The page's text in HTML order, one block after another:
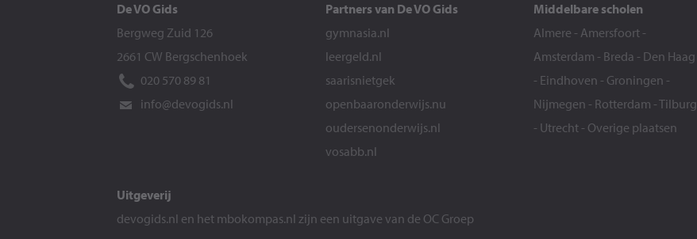
De VO Gids
Bergweg Zuid 126
2661 CW Bergschenhoek
020 570 89 81
info@devogids.nl
Partners van De VO Gids
gymnasia.nl
leergeld.nl
saarisnietgek
openbaaronderwijs.nu
oudersenonderwijs.nl
vosabb.nl
Middelbare scholen
Almere - Amersfoort -
Amsterdam - Breda - Den Haag
- Eindhoven - Groningen -
Nijmegen - Rotterdam -Tilburg
- Utrecht - Overige plaatsen
Uitgeverij
devogids.nl en het mbokompas.nl zijn een uitgave van de OC Groep